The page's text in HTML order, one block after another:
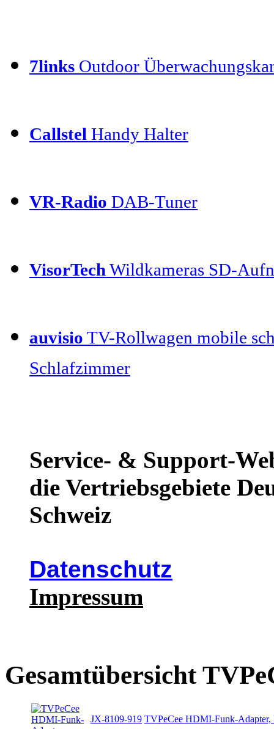
7links Outdoor
Callstel Handy Halter
VR-Radio DAB-Tuner
VisorTech Wildkameras SD-
auvisio TV-Rollwagen mobile
Schlafzimmer
Service- & Support-
die Vertriebsgebiete
Schweiz
Datenschutz
Impressum
Gesamtübersicht
JX-8109-919 TVPeCee HDMI-Funk-